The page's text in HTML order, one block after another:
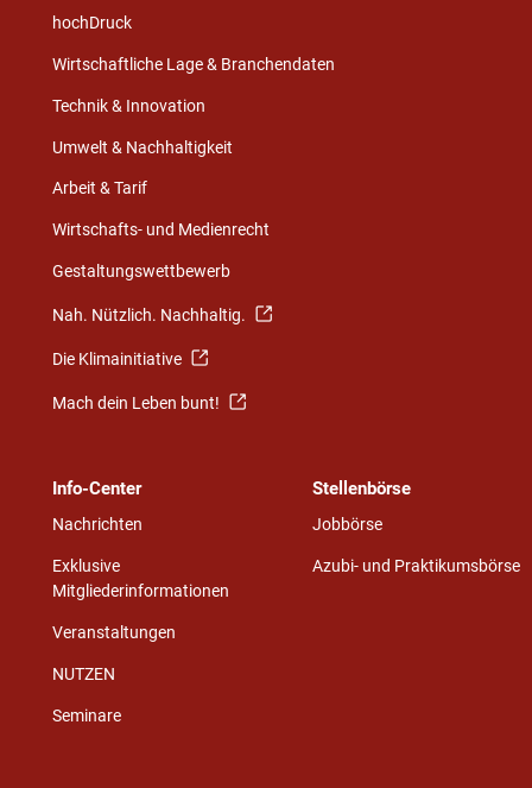
hochDruck
Wirtschaftliche Lage & Branchendaten
Technik & Innovation
Umwelt & Nachhaltigkeit
Arbeit & Tarif
Wirtschafts- und Medienrecht
Gestaltungswettbewerb
Nah. Nützlich. Nachhaltig.
Die Klimainitiative
Mach dein Leben bunt!
Info-Center
Nachrichten
Exklusive
Mitgliederinformationen
Veranstaltungen
NUTZEN
Seminare
Stellenbörse
Jobbörse
Azubi- und Praktikumsbörse